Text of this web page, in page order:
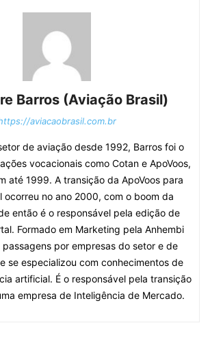
Barros (Aviação Brasil)
aviacaobrasil.com.br
de aviação desde 1992, Barros foi o
vocacionais como Cotan e ApoVoos,
até 1999. A transição da ApoVoos para
ocorreu no ano 2000, com o boom da
então é o responsável pela edição de
Formado em Marketing pela Anhembi
por empresas do setor e de
se especializou com conhecimentos de
artificial. É o responsável pela transição
empresa de Inteligência de Mercado.